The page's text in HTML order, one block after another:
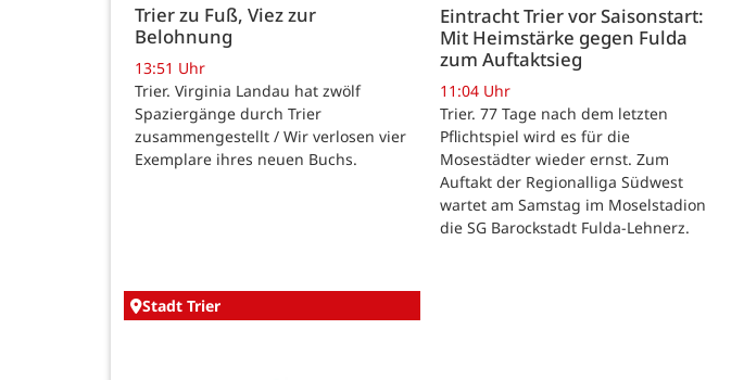
Trier zu Fuß, Viez zur
Belohnung
13:51 Uhr
Trier. Virginia Landau hat zwölf
Spaziergänge durch Trier
zusammengestellt / Wir verlosen vier
Exemplare ihres neuen Buchs.
Eintracht Trier vor Saisonstart:
Mit Heimstärke gegen Fulda
zum Auftaktsieg
11:04 Uhr
Trier. 77 Tage nach dem letzten
Pflichtspiel wird es für die
Mosestädter wieder ernst. Zum
Auftakt der Regionalliga Südwest
wartet am Samstag im Moselstadion
die SG Barockstadt Fulda-Lehnerz.
Stadt Trier